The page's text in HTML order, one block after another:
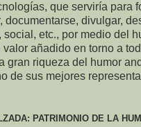
que serviría para
documentarse, divulgar,
etc., por medio del
valor añadido en torno a
gran riqueza del humor
de sus mejores
PATRIMONIO DE LA